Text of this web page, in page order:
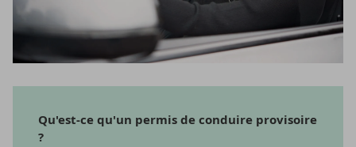
Qu'est-​ce qu'un per­mis de conduire pro­vi­soire
?